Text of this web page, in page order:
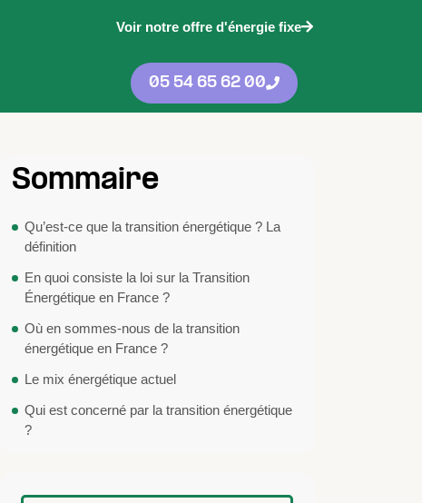
Voir notre offre d'énergie fixe
05 54 65 62 00
Sommaire
Qu’est-ce que la transition énergétique ? La
définition
En quoi consiste la loi sur la Transition
Énergétique en France ?
Où en sommes-nous de la transition
énergétique en France ?
Le mix énergétique actuel
Qui est concerné par la transition énergétique
?